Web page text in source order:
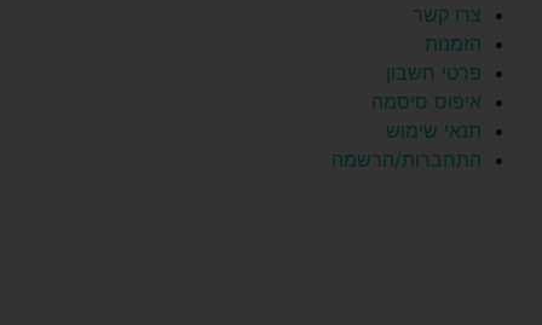
צרו קשר
הזמנות
פרטי חשבון
איפוס סיסמה
תנאי שימוש
התחברות/הרשמה